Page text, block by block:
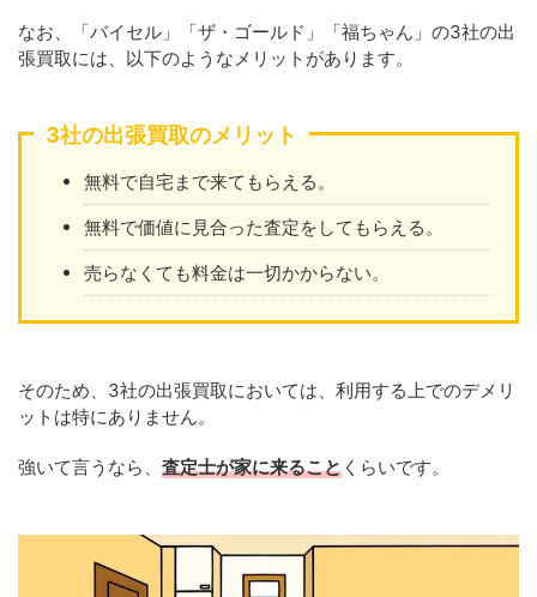
なお、「バイセル」「ザ・ゴールド」「福ちゃん」の3社の出
張買取には、以下のようなメリットがあります。
3社の出張買取のメリット
無料で自宅まで来てもらえる。
無料で価値に見合った査定をしてもらえる。
売らなくても料金は一切かからない。
そのため、3社の出張買取においては、利用する上でのデメリ
ットは特にありません。
強いて言うなら、 査定士が家に来ること くらいです。